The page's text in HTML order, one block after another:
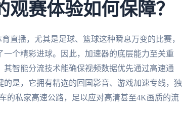
赛体验如何保障？
直播，尤其是足球、篮球这种瞬息万变的比赛，
个精彩进球。因此，加速器的底层能力至关重
智能分流技术能确保视频数据优先通过高速通
是，它拥有精选的回国影音、游戏加速专线，独
的私家高速公路，足以应对高清甚至4K画质的流